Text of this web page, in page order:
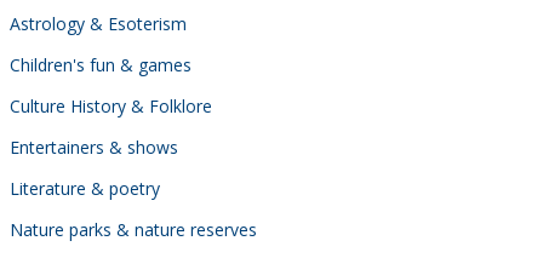
Astrology & Esoterism
Children's fun & games
Culture History & Folklore
Entertainers & shows
Literature & poetry
Nature parks & nature reserves